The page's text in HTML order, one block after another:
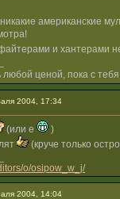
американские
и хантерами
ценой, пока с
2004, 17:34
(или е
)
(круче только
o/osipow_w_j/
2004, 14:04